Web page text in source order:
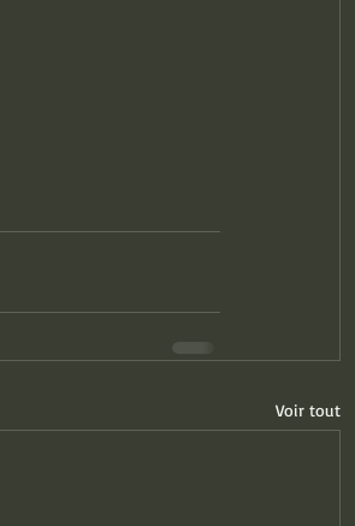
Voir tout